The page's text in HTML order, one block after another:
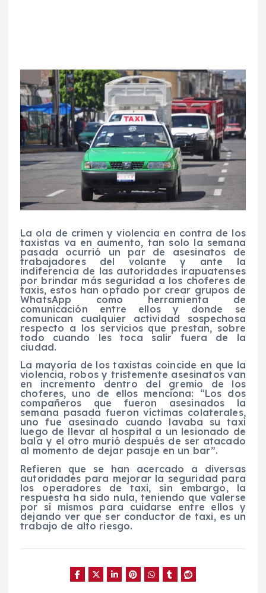
La ola de crimen y violencia en contra de los
taxistas va en aumento, tan solo la semana
pasada ocurrió un par de asesinatos de
trabajadores del volante y ante la
indiferencia de las autoridades irapuatenses
por brindar más seguridad a los choferes de
taxis, estos han optado por crear grupos de
WhatsApp como herramienta de
comunicación entre ellos y donde se
comunican cualquier actividad sospechosa
respecto a los servicios que prestan, sobre
todo cuando les toca salir fuera de la
ciudad.
La mayoría de los taxistas coincide en que la
violencia, robos y tristemente asesinatos van
en incremento dentro del gremio de los
choferes, uno de ellos menciona: “Los dos
compañeros que fueron asesinados la
semana pasada fueron víctimas colaterales,
uno fue asesinado cuando lavaba su taxi
luego de llevar al hospital a un lesionado de
bala y el otro murió después de ser atacado
al momento de dejar pasaje en un bar”.
Refieren que se han acercado a diversas
autoridades para mejorar la seguridad para
los operadores de taxi, sin embargo, la
respuesta ha sido nula, teniendo que valerse
por sí mismos para cuidarse entre ellos y
dejando ver que ser conductor de taxi, es un
trabajo de alto riesgo.